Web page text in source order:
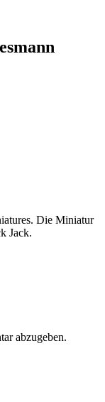
Die Miniatur
Jack.
abzugeben.